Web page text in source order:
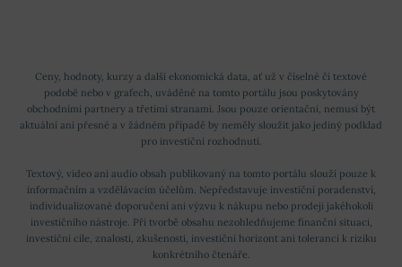
Ceny, hodnoty, kurzy a další ekonomická data, ať už v číselné či textové
podobě nebo v grafech, uváděné na tomto portálu jsou poskytovány
obchodními partnery a třetími stranami. Jsou pouze orientační, nemusí být
aktuální ani přesné a v žádném případě by neměly sloužit jako jediný podklad
pro investiční rozhodnutí.
Textový, video ani audio obsah publikovaný na tomto portálu slouží pouze k
informačním a vzdělávacím účelům. Nepředstavuje investiční poradenství,
individualizované doporučení ani výzvu k nákupu nebo prodeji jakéhokoli
investičního nástroje. Při tvorbě obsahu nezohledňujeme finanční situaci,
investiční cíle, znalosti, zkušenosti, investiční horizont ani toleranci k riziku
konkrétního čtenáře.